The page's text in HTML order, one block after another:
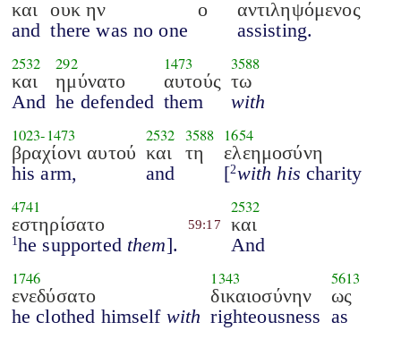
και
and
ουκ ην
there was no one
ο
αντιληψόμενος
assisting.
2532
και
And
292
ημύνατο
he defended
1473
αυτούς
them
3588
τω
with
1023-1473
βραχίονι αυτού
his arm,
2532
και
and
3588
τη
1654
ελεημοσύνη
[2with his charity
4741
εστηρίσατο
1 he supported them].
59:17
2532
και
And
1746
ενεδύσατο
he clothed himself with
1343
δικαιοσύνην
righteousness
5613
ως
as